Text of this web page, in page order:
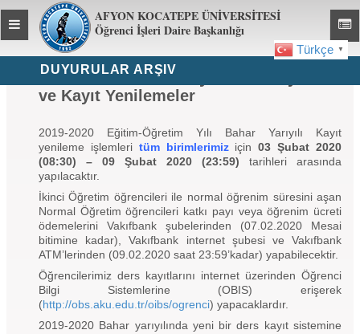
AFYON KOCATEPE ÜNİVERSİTESİ
Öğrenci İşleri Daire Başkanlığı
Toggle
global
navigation
Türkçe ▼
DUYURULAR ARŞIV
2019-2020 Bahar Yarıyılı Ders Kayıtları
ve Kayıt Yenilemeler
2019-2020 Eğitim-Öğretim Yılı Bahar Yarıyılı Kayıt
yenileme işlemleri tüm birimlerimiziçin03 Şubat 2020
(08:30) – 09 Şubat 2020
(23:59) tarihleri arasında
yapılacaktır.
İkinci Öğretim öğrencileri ile normal öğrenim süresini aşan
Normal Öğretim öğrencileri katkı payı veya öğrenim ücreti
ödemelerini Vakıfbank şubelerinden (07.02.2020 Mesai
bitimine kadar), Vakıfbank internet şubesi ve Vakıfbank
ATM’lerinden (09.02.2020 saat 23:59’kadar) yapabilecektir.
Öğrencilerimiz ders kayıtlarını internet üzerinden Öğrenci
Bilgi Sistemlerine (OBIS) erişerek
(http://obs.aku.edu.tr/oibs/ogrenci) yapacaklardır.
2019-2020 Bahar yarıyılında yeni bir ders kayıt sistemine